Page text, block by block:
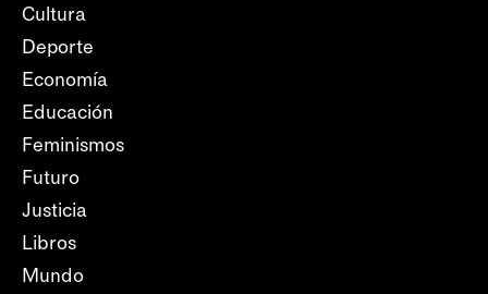
Cultura
Deporte
Economía
Educación
Feminismos
Futuro
Justicia
Libros
Mundo